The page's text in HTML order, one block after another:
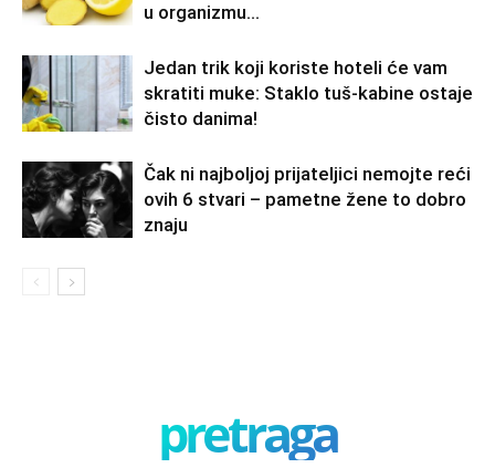
u organizmu…
Jedan trik koji koriste hoteli će vam
skratiti muke: Staklo tuš-kabine ostaje
čisto danima!
Čak ni najboljoj prijateljici nemojte reći
ovih 6 stvari – pametne žene to dobro
znaju
pretraga